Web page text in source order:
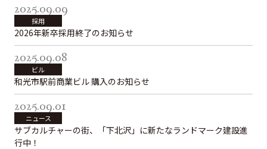
プライバシーポリシー
反社会的勢力対応方針
金融商品販売における勧誘方針
セコムグループのカスタマーハラスメントに対する基本
方針
2025.09.09
採用
2026年新卒採用終了のお知らせ
2025.09.08
ビル
和光市駅前商業ビル 購入のお知らせ
2025.09.01
ニュース
サブカルチャーの街、「下北沢」に新たなランドマーク建設進
行中！